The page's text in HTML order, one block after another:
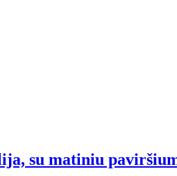
su matiniu